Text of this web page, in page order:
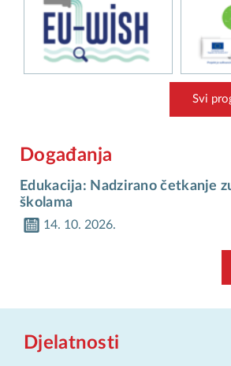
Svi
Događanja
Edukacija: Nadzirano četkanje
školama
14. 10. 2026.
Djelatnosti